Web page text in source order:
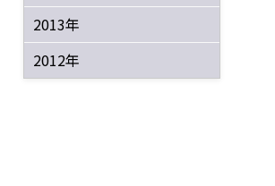
2013年
2012年